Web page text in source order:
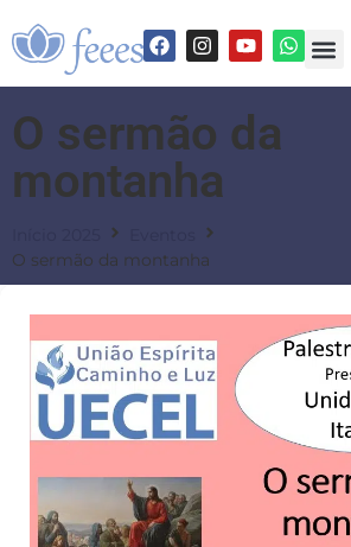
O sermão da
montanha
O sermão da montanha